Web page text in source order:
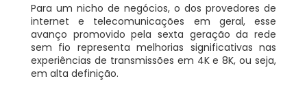
Para um nicho de negócios, o dos provedores de
internet e telecomunicações em geral, esse
avanço promovido pela sexta geração da rede
sem fio representa melhorias significativas nas
experiências de transmissões em 4K e 8K, ou seja,
em alta definição.